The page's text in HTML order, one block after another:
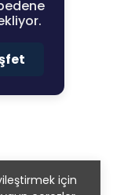
için